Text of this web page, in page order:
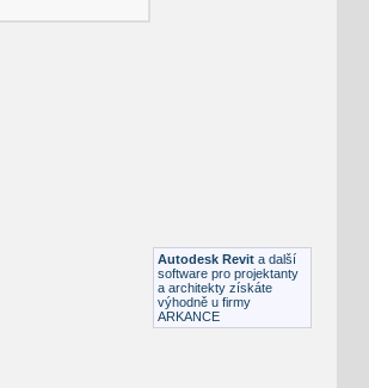
Autodesk Revit a další
software pro projektanty
a architekty získáte
výhodně u firmy
ARKANCE